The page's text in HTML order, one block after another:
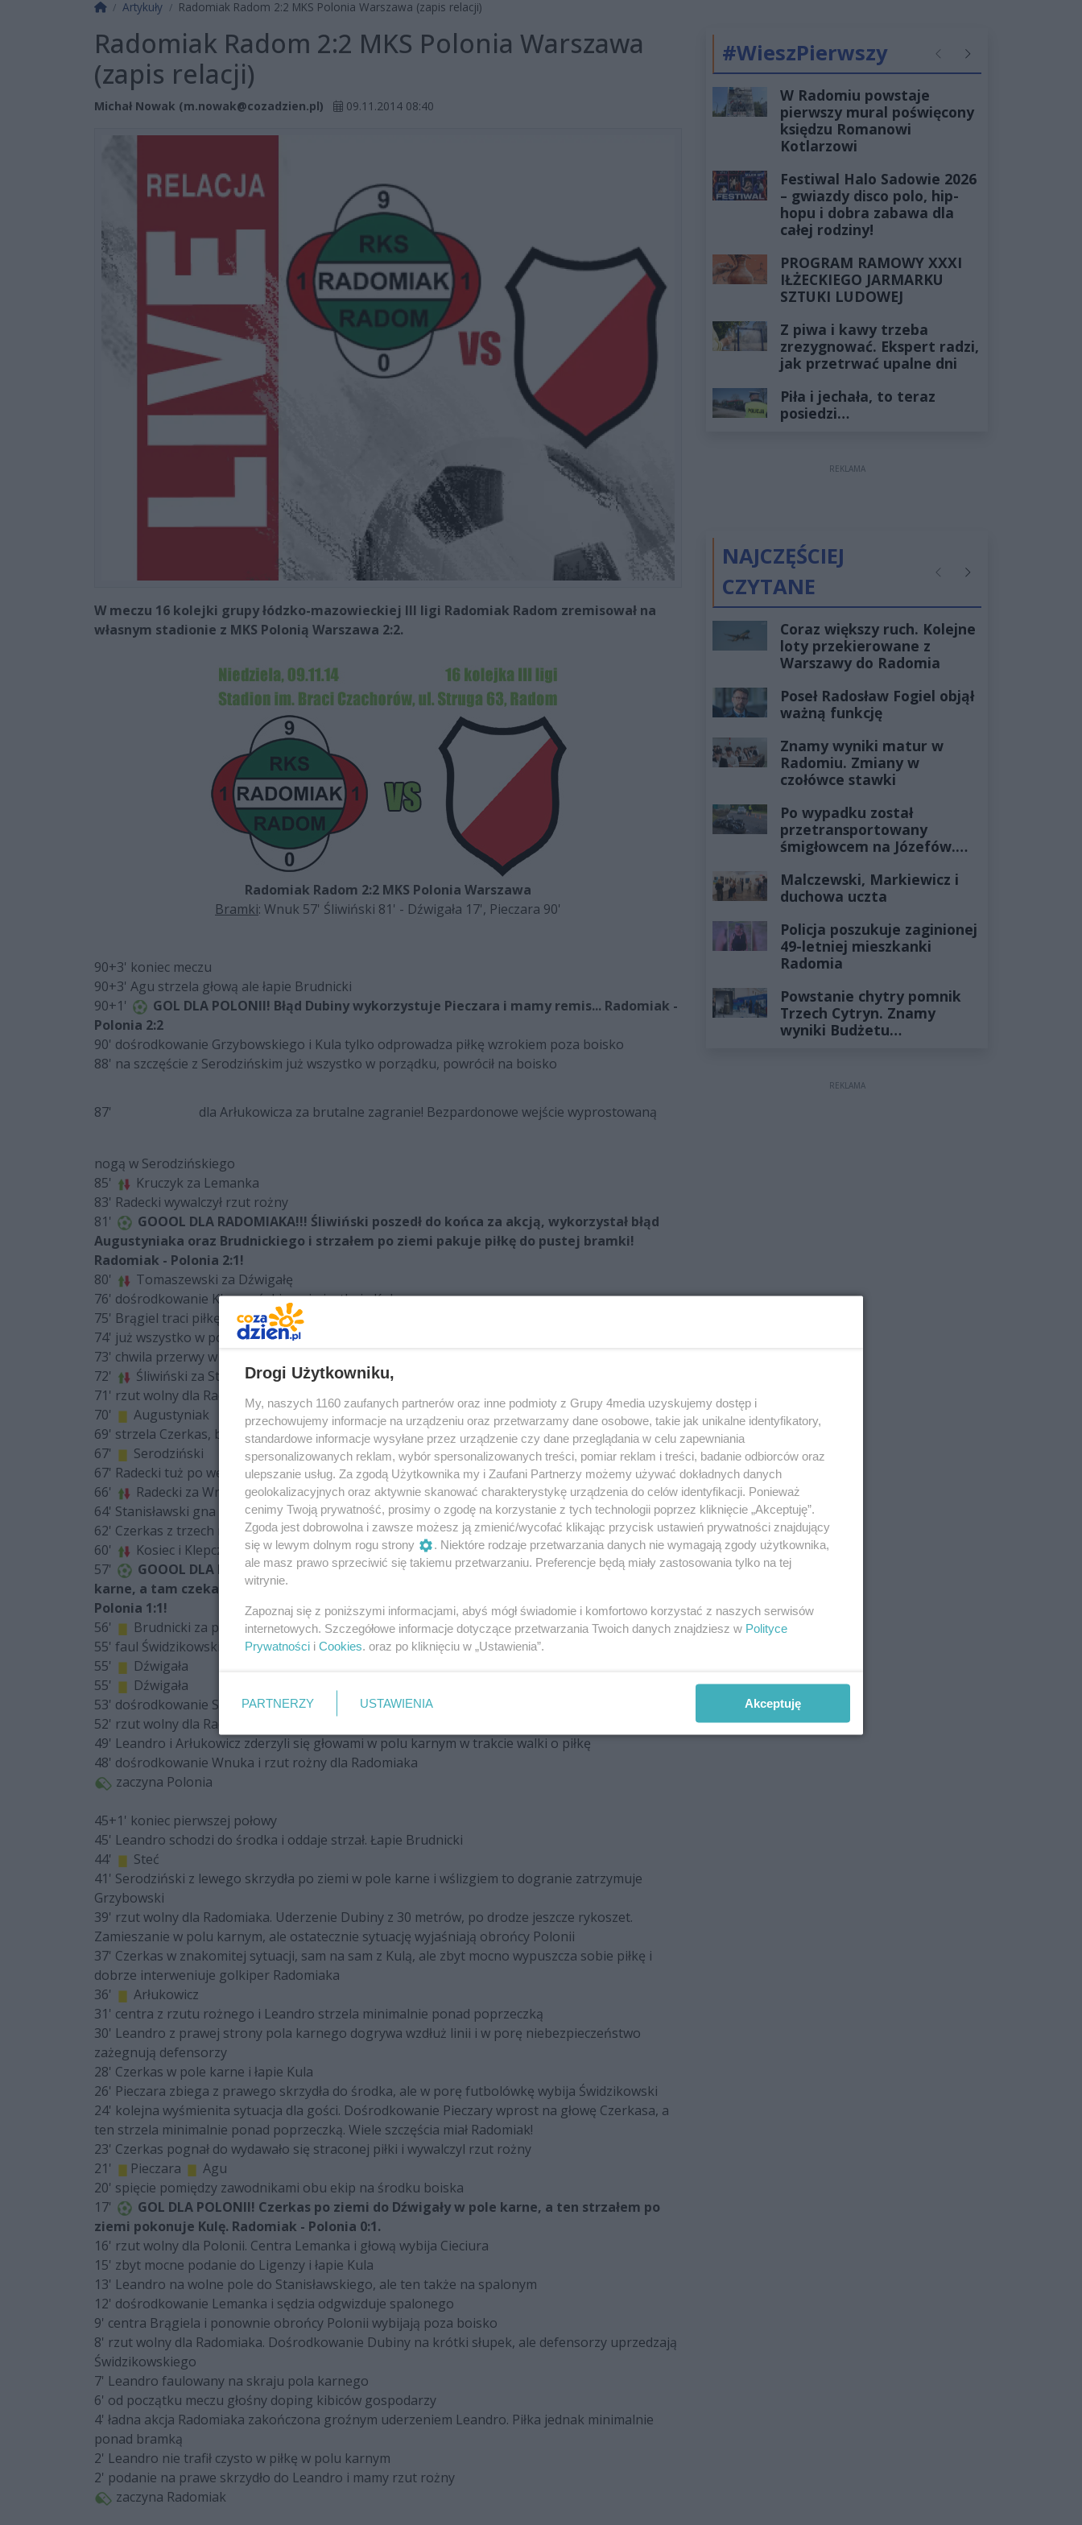
Strona główna
Artykuły Radomiak Radom 2:2 MKS Polonia Warszawa (zapis relacji)
Radomiak Radom 2:2 MKS Polonia Warszawa
(zapis relacji)
Michał Nowak (m.nowak@cozadzien.pl) 09.11.2014 08:40
W meczu 16 kolejki grupy łódzko-mazowieckiej III ligi Radomiak Radom zremisował na
własnym stadionie z MKS Polonią Warszawa 2:2.
Radomiak Radom 2:2 MKS Polonia Warszawa
Bramki: Wnuk 57' Śliwiński 81' - Dźwigała 17', Pieczara 90'
90+3' koniec meczu
90+3' Agu strzela głową ale łapie Brudnicki
90+1'
GOL DLA POLONII! Błąd Dubiny wykorzystuje Pieczara i mamy remis... Radomiak -
Polonia 2:2
90' dośrodkowanie Grzybowskiego i Kula tylko odprowadza piłkę wzrokiem poza boisko
88' na szczęście z Serodzińskim już wszystko w porządku, powrócił na boisko
87' dla Arłukowicza za brutalne zagranie! Bezpardonowe wejście wyprostowaną
nogą w Serodzińskiego
85'
Kruczyk za Lemanka
83' Radecki wywalczył rzut rożny
81'
GOOOL DLA RADOMIAKA!!! Śliwiński poszedł do końca za akcją, wykorzystał błąd
Augustyniaka oraz Brudnickiego i strzałem po ziemi pakuje piłkę do pustej bramki!
Radomiak - Polonia 2:1!
80'
Tomaszewski za Dźwigałę
76' dośrodkowanie Klepczyńskiego i piąstkuje Kula
75' Brągiel traci piłkę, ale kilka chwil później naprawia swój błąd
74' już wszystko w porządku i zawodnik Radomiaka wrócił do gry
73' chwila przerwy w grze. Na murawie leży Agu i potrzebuje pomocy medycznej
72'
Śliwiński za Stanisławskiego
71' rzut wolny dla Radomiaka na 20 metrze. Świetne uderzenie Dubiny i poprzeczka!
70'
Augustyniak
69' strzela Czerkas, broni Kula, a sędzia odgwizduje spalonego
67'
Serodziński
67' Radecki tuż po wejściu na murawę oddaje strzał, ale zbyt lekki
66'
Radecki za Wnuka
64' Stanisławski gna lewym skrzydłem, podaje wzdłuż linii po ziemi, ale piłkę wyłapuje Brudnicki
62' Czerkas z trzech metrów nie trafia do pustej bramki! Ależ szczęście gospodarzy!
60'
Kosiec i Klepczyński za Stecia i Ligenzę
57'
GOOOL DLA RADOMIAKA!!! Leandro powalczył przy narożniku, dośrodkował w pole
karne, a tam czekał Wnuk, który strzałem głową pakuje piłkę do siatki! Radomiak -
Polonia 1:1!
56'
Brudnicki za przedłużanie gry
55' faul Świdzikowskiego w polu karnym przeciwnika
55'
Dźwigała
55'
Dźwigała
53' dośrodkowanie Serodzińskiego i Stanisławski uprzedzony przez Brudnickiego
52' rzut wolny dla Radomiaka. Centra Dubiny zbyt lekka
49' Leandro i Arłukowicz zderzyli się głowami w polu karnym w trakcie walki o piłkę
48' dośrodkowanie Wnuka i rzut rożny dla Radomiaka
zaczyna Polonia
45+1' koniec pierwszej połowy
45' Leandro schodzi do środka i oddaje strzał. Łapie Brudnicki
44'
Steć
41' Serodziński z lewego skrzydła po ziemi w pole karne i wślizgiem to dogranie zatrzymuje
Grzybowski
39' rzut wolny dla Radomiaka. Uderzenie Dubiny z 30 metrów, po drodze jeszcze rykoszet.
Zamieszanie w polu karnym, ale ostatecznie sytuację wyjaśniają obrońcy Polonii
37' Czerkas w znakomitej sytuacji, sam na sam z Kulą, ale zbyt mocno wypuszcza sobie piłkę i
dobrze interweniuje golkiper Radomiaka
36'
Arłukowicz
31' centra z rzutu rożnego i Leandro strzela minimalnie ponad poprzeczką
30' Leandro z prawej strony pola karnego dogrywa wzdłuż linii i w porę niebezpieczeństwo
zażegnują defensorzy
28' Czerkas w pole karne i łapie Kula
26' Pieczara zbiega z prawego skrzydła do środka, ale w porę futbolówkę wybija Świdzikowski
24' kolejna wyśmienita sytuacja dla gości. Dośrodkowanie Pieczary wprost na głowę Czerkasa, a
ten strzela minimalnie ponad poprzeczką. Wiele szczęścia miał Radomiak!
23' Czerkas pognał do wydawało się straconej piłki i wywalczyl rzut rożny
21'
Pieczara
Agu
20' spięcie pomiędzy zawodnikami obu ekip na środku boiska
17'
GOL DLA POLONII! Czerkas po ziemi do Dźwigały w pole karne, a ten strzałem po
ziemi pokonuje Kulę. Radomiak - Polonia 0:1.
16' rzut wolny dla Polonii. Centra Lemanka i głową wybija Cieciura
15' zbyt mocne podanie do Ligenzy i łapie Kula
13' Leandro na wolne pole do Stanisławskiego, ale ten także na spalonym
12' dośrodkowanie Lemanka i sędzia odgwizduje spalonego
9' centra Brągiela i ponownie obrońcy Polonii wybijają poza boisko
8' rzut wolny dla Radomiaka. Dośrodkowanie Dubiny na krótki słupek, ale defensorzy uprzedzają
Świdzikowskiego
7' Leandro faulowany na skraju pola karnego
6' od początku meczu głośny doping kibiców gospodarzy
4' ładna akcja Radomiaka zakończona groźnym uderzeniem Leandro. Piłka jednak minimalnie
ponad bramką
2' Leandro nie trafił czysto w piłkę w polu karnym
2' podanie na prawe skrzydło do Leandro i mamy rzut rożny
zaczyna Radomiak
#WieszPierwszy PoprzednieNastępne
W Radomiu powstaje
pierwszy mural poświęcony
księdzu Romanowi
Kotlarzowi
Festiwal Halo Sadowie 2026
– gwiazdy disco polo, hip-
hopu i dobra zabawa dla
całej rodziny!
PROGRAM RAMOWY XXXI
IŁŻECKIEGO JARMARKU
SZTUKI LUDOWEJ
Z piwa i kawy trzeba
zrezygnować. Ekspert radzi,
jak przetrwać upalne dni
Piła i jechała, to teraz
posiedzi…
REKLAMA
NAJCZĘŚCIEJ
CZYTANE
PoprzednieNastępne
Coraz większy ruch. Kolejne
loty przekierowane z
Warszawy do Radomia
Poseł Radosław Fogiel objął
ważną funkcję
Znamy wyniki matur w
Radomiu. Zmiany w
czołówce stawki
Po wypadku został
przetransportowany
śmigłowcem na Józefów.
żyłach
Malczewski, Markiewicz i
duchowa uczta
Policja poszukuje zaginionej
49-letniej mieszkanki
Radomia
Powstanie chytry pomnik
Trzech Cytryn. Znamy
wyniki Budżetu
REKLAMA
Drogi Użytkowniku,
My, naszych 1160 zaufanych partnerów oraz inne podmioty z Grupy 4media uzyskujemy dostęp i
przechowujemy informacje na urządzeniu oraz przetwarzamy dane osobowe, takie jak unikalne identyfikatory,
standardowe informacje wysyłane przez urządzenie czy dane przeglądania w celu zapewniania
spersonalizowanych reklam, wybór spersonalizowanych treści, pomiar reklam i treści, badanie odbiorców oraz
ulepszanie usług. Za zgodą Użytkownika my i Zaufani Partnerzy możemy używać dokładnych danych
geolokalizacyjnych oraz aktywnie skanować charakterystykę urządzenia do celów identyfikacji. Ponieważ
cenimy Twoją prywatność, prosimy o zgodę na korzystanie z tych technologii poprzez kliknięcie „Akceptuję”.
Zgoda jest dobrowolna i zawsze możesz ją zmienić/wycofać klikając przycisk ustawień prywatności znajdujący
się w lewym dolnym rogu strony
. Niektóre rodzaje przetwarzania danych nie wymagają zgody użytkownika,
ale masz prawo sprzeciwić się takiemu przetwarzaniu. Preferencje będą miały zastosowania tylko na tej
witrynie.
Zapoznaj się z poniższymi informacjami, abyś mógł świadomie i komfortowo korzystać z naszych serwisów
internetowych. Szczegółowe informacje dotyczące przetwarzania Twoich danych znajdziesz w Polityce
Prywatności i Cookies. oraz po kliknięciu w „Ustawienia”.
PARTNERZY USTAWIENIA Akceptuję